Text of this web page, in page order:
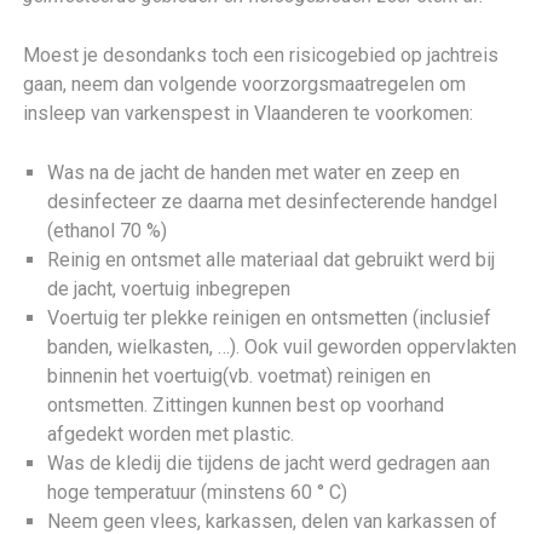
Moest je desondanks toch een risicogebied op jachtreis
gaan, neem dan volgende voorzorgsmaatregelen om
insleep van varkenspest in Vlaanderen te voorkomen:
Was na de jacht de handen met water en zeep en
desinfecteer ze daarna met desinfecterende handgel
(ethanol 70 %)
Reinig en ontsmet alle materiaal dat gebruikt werd bij
de jacht, voertuig inbegrepen
Voertuig ter plekke reinigen en ontsmetten (inclusief
banden, wielkasten, …). Ook vuil geworden oppervlakten
binnenin het voertuig(vb. voetmat) reinigen en
ontsmetten. Zittingen kunnen best op voorhand
afgedekt worden met plastic.
Was de kledij die tijdens de jacht werd gedragen aan
hoge temperatuur (minstens 60 ° C)
Neem geen vlees, karkassen, delen van karkassen of